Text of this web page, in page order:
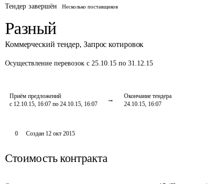
Тендер завершён Несколько поставщиков
Разный
Коммерческий тендер, Запрос котировок
Осуществление перевозок с 25.10.15 по 31.12.15
Приём предложений
с 12.10.15, 16:07 по 24.10.15, 16:07
Окончание тендера
24.10.15, 16:07
0 Создан 12 окт 2015
Стоимость контракта